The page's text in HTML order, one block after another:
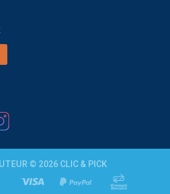
© 2026 CLIC & PICK